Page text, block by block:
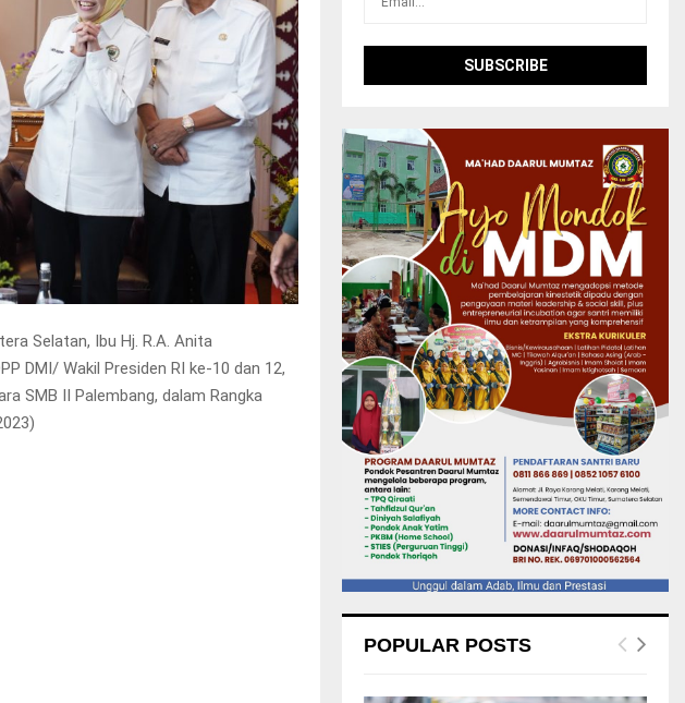
Selatan, Ibu Hj. R.A. Anita
DMI/ Wakil Presiden RI ke-10 dan 12,
SMB II Palembang, dalam Rangka
POPULAR POSTS